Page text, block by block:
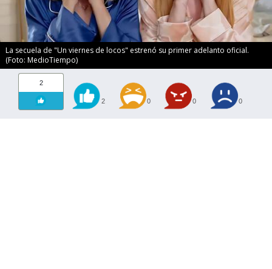
La secuela de "Un viernes de locos" estrenó su primer adelanto oficial.
(Foto: MedioTiempo)
2
2 0 0 0